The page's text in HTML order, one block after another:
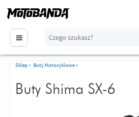
Sklep» Buty Motocyklowe»
Buty Shima SX-6